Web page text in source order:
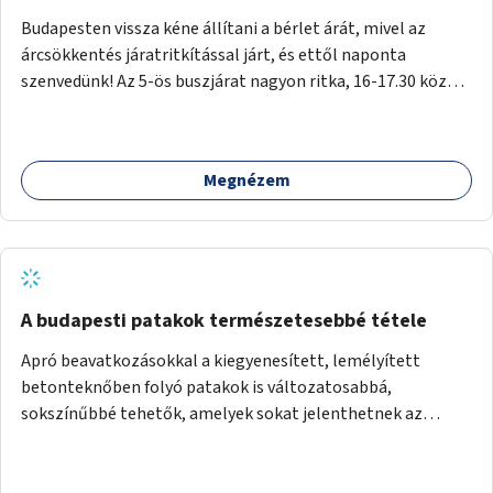
Budapesten vissza kéne állítani a bérlet árát, mivel az
árcsökkentés járatritkítással járt, és ettől naponta
szenvedünk! Az 5-ös buszjárat nagyon ritka, 16-17.30 között
kell utaznunk, gyerekkel együtt minden nap. Sokkal többet
érnénk vele, ha növelnék a bérlet árát és gyakorítanák a
megéreznénk.
Megnézem
A budapesti patakok természetesebbé tétele
Apró beavatkozásokkal a kiegyenesített, lemélyített
betonteknőben folyó patakok is változatosabbá,
sokszínűbbé tehetők, amelyek sokat jelenthetnek az